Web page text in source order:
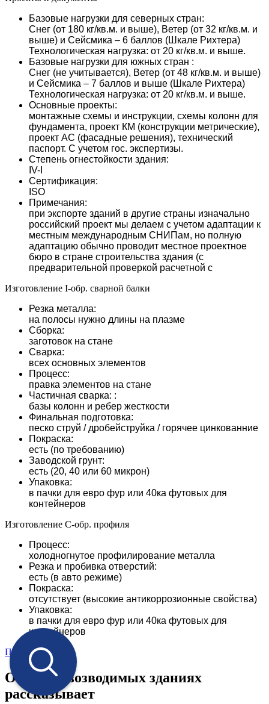
Базовые нагрузки для северных стран:
Снег (от 180 кг/кв.м. и выше), Ветер (от 32 кг/кв.м. и
выше) и Сейсмика – 6 баллов (Шкале Рихтера)
Технологическая нагрузка: от 20 кг/кв.м. и выше.
Базовые нагрузки для южных стран :
Снег (не учитывается), Ветер (от 48 кг/кв.м. и выше)
и Сейсмика – 7 баллов и выше (Шкале Рихтера)
Технологическая нагрузка: от 20 кг/кв.м. и выше.
Основные проекты:
монтажные схемы и инструкции, схемы колонн для
фундамента, проект КМ (конструкции метрические),
проект АС (фасадные решения), технический
паспорт. С учетом гос. экспертизы.
Степень огнестойкости здания:
IV-I
Сертификация:
ISO
Примечания:
при экспорте зданий в другие страны изначально
российский проект мы делаем с учетом адаптации к
местным международным СНИПам, но полную
адаптацию обычно проводит местное проектное
бюро в стране строительства здания (с
предварительной проверкой расчетной с
Изготовление I-обр. сварной балки
Резка металла:
на полосы нужно длины на плазме
Сборка:
заготовок на стане
Сварка:
всех основных элементов
Процесс:
правка элементов на стане
Частичная сварка: :
базы колонн и ребер жесткости
Финальная подготовка:
песко струй / дробейструйка / горячее цинкованние
Покраска:
есть (по требованию)
Заводской грунт:
есть (20, 40 или 60 микрон)
Упаковка:
в пачки для евро фур или 40ка футовых для
контейнеров
Изготовление С-обр. профиля
Процесс:
холодногнутое профилирование металла
Резка и пробивка отверстий:
есть (в авто режиме)
Покраска:
отсутствует (высокие антикоррозионные свойства)
Упаковка:
в пачки для евро фур или 40ка футовых для
контейнеров
Показать ещё
О быстровозводимых зданиях
рассказывает